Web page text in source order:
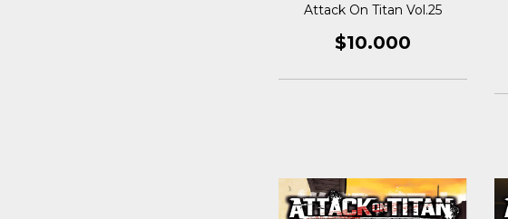
Attack On Titan Vol.25
$10.000